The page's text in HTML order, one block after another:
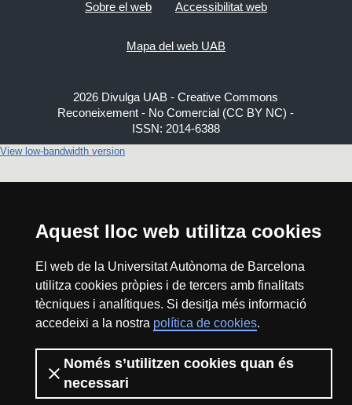
Aquest lloc web utilitza cookies
El web de la Universitat Autònoma de Barcelona
utilitza cookies pròpies i de tercers amb finalitats
tècniques i analítiques. Si desitja més informació
accedeixi a la nostra política de cookies.
Només s’utilitzen cookies quan és
necessari
Sobre el web Accessibilitat web
Mapa del web UAB
2026 Divulga UAB - Creative Commons
Reconeixement - No Comercial (CC BY NC) -
ISSN: 2014-6388
View low-bandwidth version